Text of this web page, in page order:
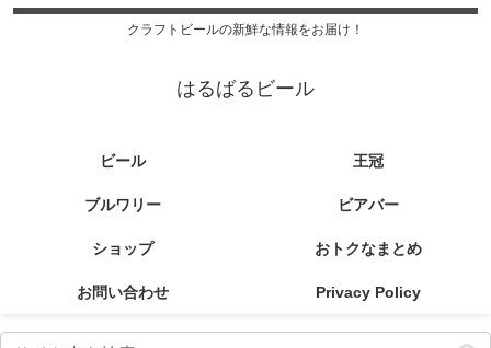
クラフトビールの新鮮な情報をお届け！
はるばるビール
ビール 王冠
ブルワリー ビアバー
ショップ おトクなまとめ
お問い合わせ Privacy Policy